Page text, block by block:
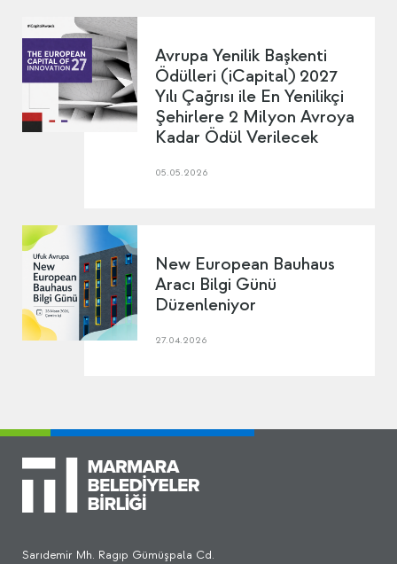
Avrupa Yenilik Başkenti
Ödülleri (iCapital) 2027
Yılı Çağrısı ile En Yenilikçi
Şehirlere 2 Milyon Avroya
Kadar Ödül Verilecek
05.05.2026
New European Bauhaus
Aracı Bilgi Günü
Düzenleniyor
27.04.2026
Sarıdemir Mh. Ragıp Gümüşpala Cd.